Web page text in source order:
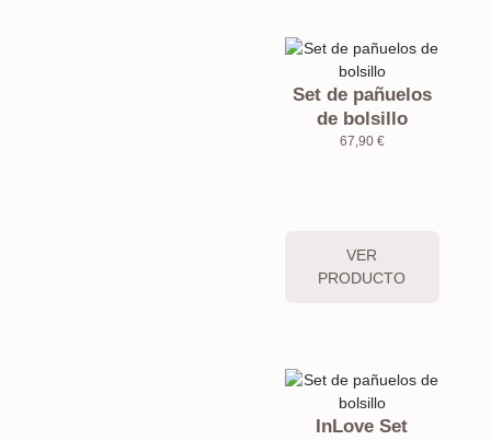
Set de pañuelos
de bolsillo
67,90 €
VER
PRODUCTO
InLove Set